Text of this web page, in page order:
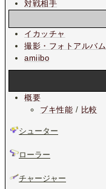
対戦相手
イカッチャ
撮影・フォトアルバム
amiibo
概要
ブキ性能 / 比較
シューター
ローラー
チャージャー